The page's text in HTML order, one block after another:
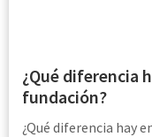
¿Qué diferencia
fundación?
¿Qué diferencia hay